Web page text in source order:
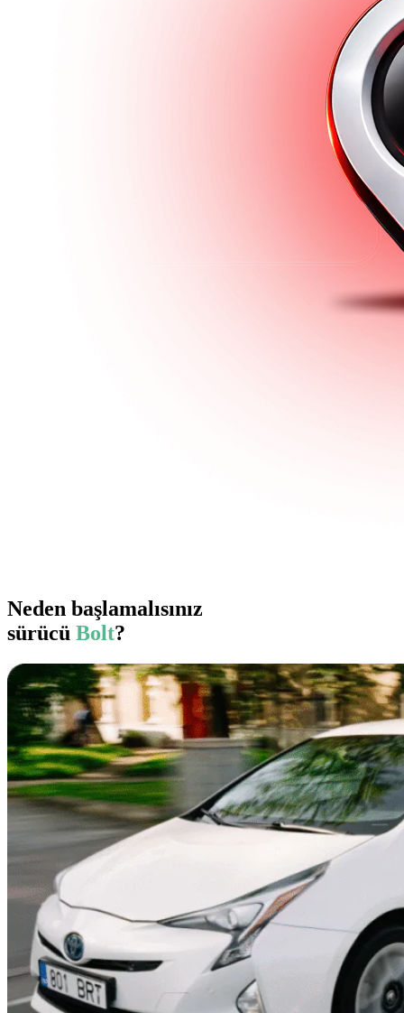
Neden başlamalısınız
sürücü Bolt?